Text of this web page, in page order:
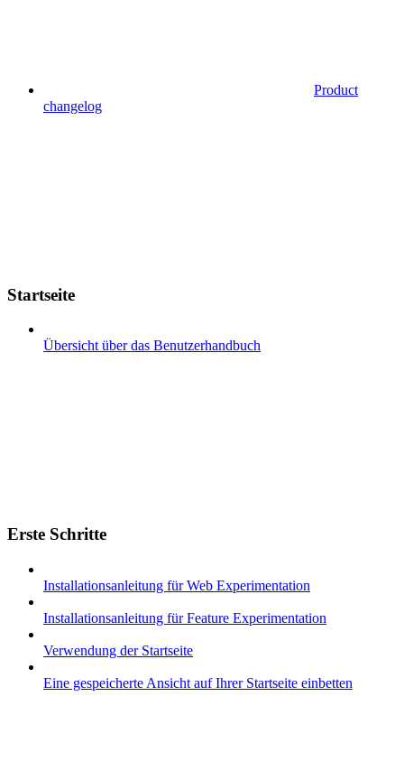
Product
changelog
Startseite
Übersicht über das Benutzerhandbuch
Erste Schritte
Installationsanleitung für Web Experimentation
Installationsanleitung für Feature Experimentation
Verwendung der Startseite
Eine gespeicherte Ansicht auf Ihrer Startseite einbetten